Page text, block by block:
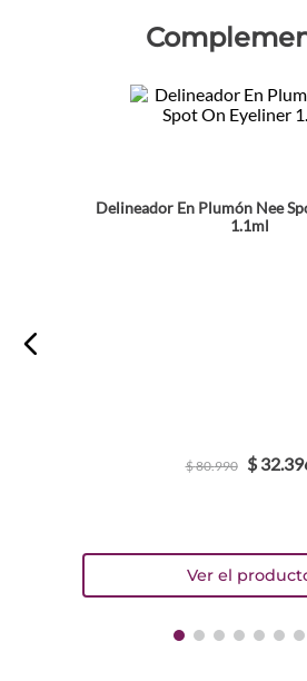
Delineador En Plumón Nee
1.1ml
$80.990 $ 32.